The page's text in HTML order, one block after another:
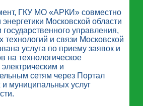
ГКУ МО «АРКИ» совместно
Московской области
управления,
и связи Московской
услуга по приему заявок и
на технологическое
и
сетям через Портал
и муниципальных услуг